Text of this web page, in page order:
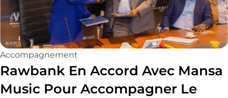
Accompagnement
Rawbank En Accord Avec Mansa
Music Pour Accompagner Le